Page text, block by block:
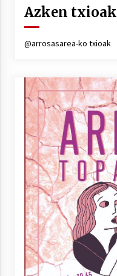
Azken txioak
@arrosasarea-ko txioak